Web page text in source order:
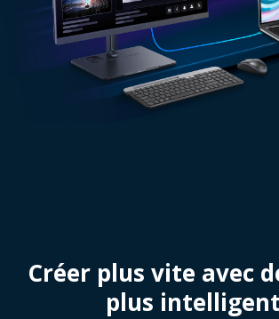
Créer plus vite avec
plus